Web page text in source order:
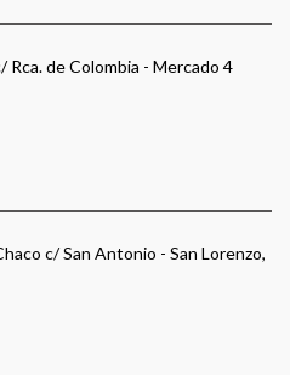
Rca. de Colombia - Mercado 4
c/ San Antonio - San Lorenzo,